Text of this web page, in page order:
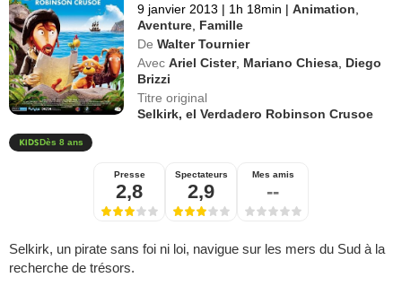
9 janvier 2013 | 1h 18min | Animation
Aventure Famille
De Walter Tournier
Avec Ariel Cister, Mariano Chiesa Diego
Brizzi
Titre original
Selkirk, el Verdadero Robinson Crusoe
Dès 8 ans
Presse
2,8
Spectateurs
2,9
Mes amis
--
Selkirk, un pirate sans foi ni loi, navigue sur les mers du Sud à la
recherche de trésors.